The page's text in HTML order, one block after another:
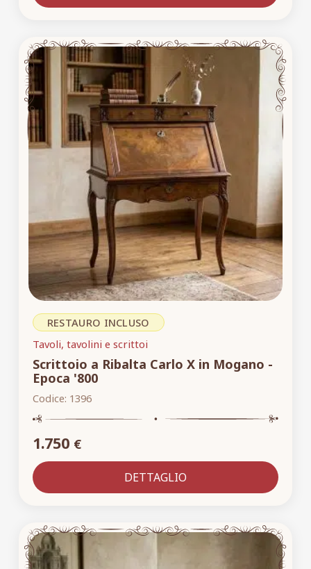
RESTAURO INCLUSO
Tavoli, tavolini e scrittoi
Scrittoio a Ribalta Carlo X in Mogano -
Epoca '800
Codice: 1396
1.750 €
DETTAGLIO